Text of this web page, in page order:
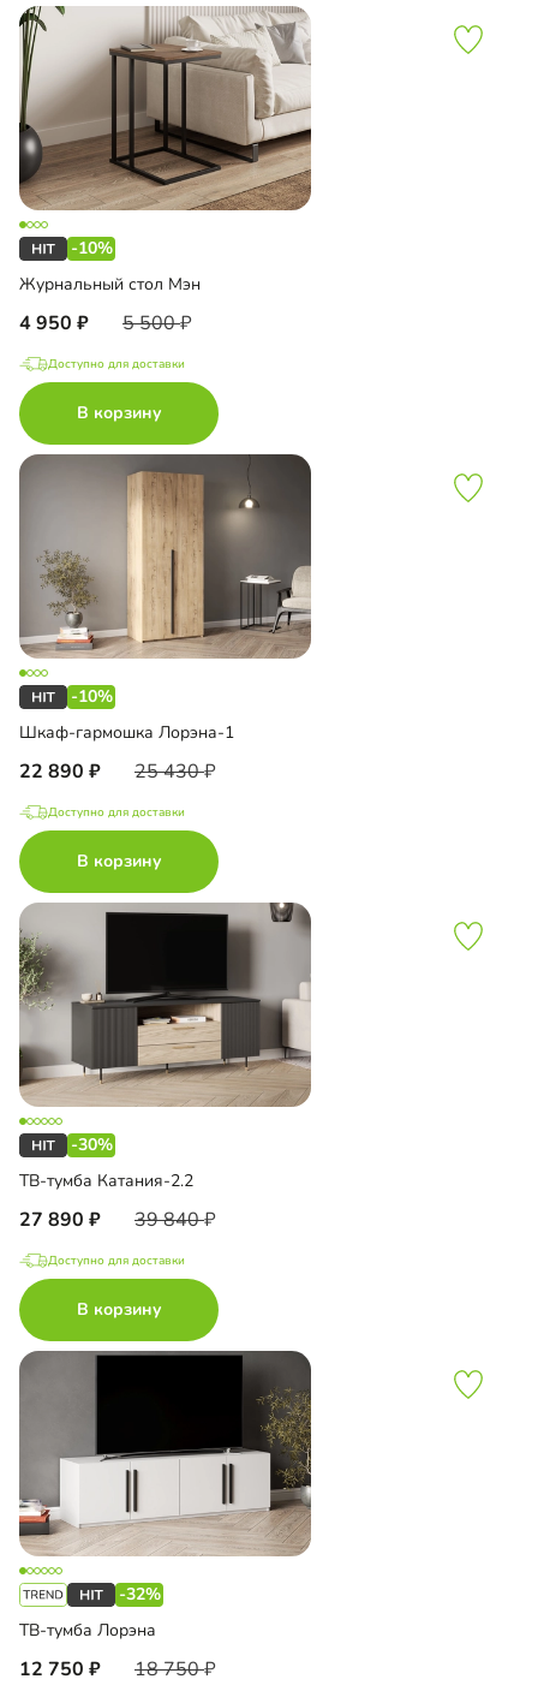
-10%
Журнальный стол Мэн
4 950 5 500
Доступно для доставки
В корзину
-10%
Шкаф-гармошка Лорэна-1
22 890 25 430
Доступно для доставки
В корзину
-30%
ТВ-тумба Катания-2.2
27 890 39 840
Доступно для доставки
В корзину
-32%
ТВ-тумба Лорэна
12 750 18 750